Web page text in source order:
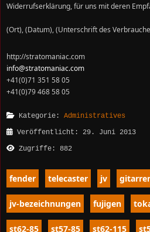
Widerrufserklärung, für uns mit deren
(Ort), (Datum), (Unterschrift des
http://stratomaniac.com
info@stratomaniac.com
+41(0)71 351 58 05
+41(0)79 468 58 05
Kategorie: Administratives
Veröffentlicht: 29. Juni 2013
Zugriffe: 882
fender telecaster jv
jv-bezeichnungen fujigen
st62-85 st57-85 st62-115